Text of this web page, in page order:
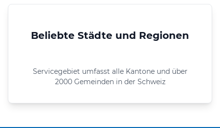
Beliebte Städte und Regionen
Servicegebiet umfasst alle Kantone und über
2000 Gemeinden in der Schweiz